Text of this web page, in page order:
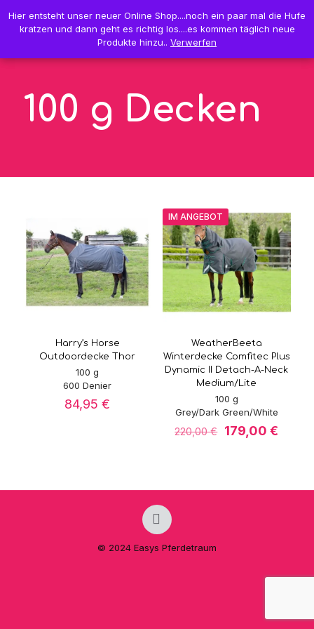
0 0,00 €
100 g Decken
Harry’s Horse
Outdoordecke Thor
100 g
600 Denier
84,95€
IM ANGEBOT
WeatherBeeta
Winterdecke Comfitec Plus
Dynamic II Detach-A-Neck
Medium/Lite
100 g
Grey/Dark Green/White
220,00€
Ursprünglicher
179,00€
© 2024 Easys Pferdetraum
Hier entsteht unser neuer Online Shop....noch ein paar mal die Hufe
kratzen und dann geht es richtig los....es kommen täglich neue
Produkte hinzu.. Verwerfen
Hier entsteht unser neuer Online Shop....noch ein paar mal die Hufe
kratzen und dann geht es richtig los....es kommen täglich neue
Produkte hinzu.. Verwerfen